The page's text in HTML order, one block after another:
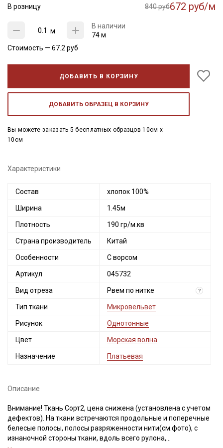
В розницу 840 руб672 руб/м
м
В наличии
74 м
Стоимость — 67.2 руб
ДОБАВИТЬ В КОРЗИНУ
ДОБАВИТЬ ОБРАЗЕЦ В КОРЗИНУ
Вы можете заказать 5 бесплатных образцов 10см x
10см
Характеристики
Состав хлопок 100%
Ширина 1.45м
Плотность 190 гр/м.кв
Страна производитель Китай
Особенности С ворсом
Артикул 045732
Вид отреза Рвем по нитке ?
Тип ткани Микровельвет
Рисунок Однотонные
Цвет Морская волна
Назначение Платьевая
Описание
Внимание! Ткань Сорт2, цена снижена (установлена с учетом
дефектов). На ткани встречаются продольные и поперечные
белесые полосы, полосы разряженности нити(см.фото), с
изнаночной стороны ткани, вдоль всего рулона,